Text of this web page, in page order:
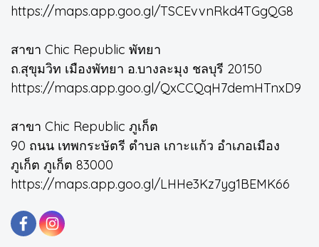
https://maps.app.goo.gl/TSCEvvnRkd4TGgQG8
สาขา Chic Republic พัทยา
ถ.สุขุมวิท เมืองพัทยา อ.บางละมุง ชลบุรี 20150
https://maps.app.goo.gl/QxCCQqH7demHTnxD9
สาขา Chic Republic ภูเก็ต
90 ถนน เทพกระษัตรี ตำบล เกาะแก้ว อำเภอเมือง
ภูเก็ต ภูเก็ต 83000
https://maps.app.goo.gl/LHHe3Kz7yg1BEMK66